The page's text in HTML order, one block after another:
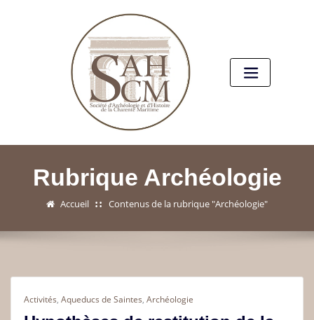
Rubrique Archéologie
Accueil Contenus de la rubrique "Archéologie"
Activités, Aqueducs de Saintes, Archéologie